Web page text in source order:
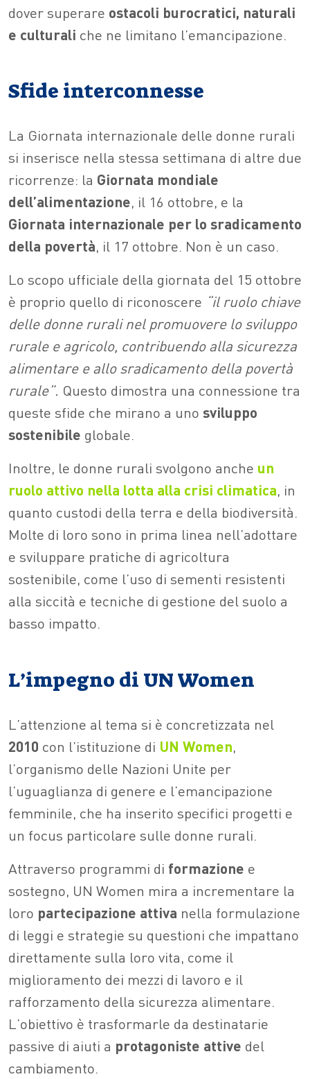
dover superare ostacoli burocratici, naturali
e culturali che ne limitano l’emancipazione.
Sfide interconnesse
La Giornata internazionale delle donne rurali
si inserisce nella stessa settimana di altre due
ricorrenze: la Giornata mondiale
dell’alimentazione, il 16 ottobre, e la
Giornata internazionale per lo sradicamento
della povertà, il 17 ottobre. Non è un caso.
Lo scopo ufficiale della giornata del 15 ottobre
è proprio quello di riconoscere “il ruolo chiave
delle donne rurali nel promuovere lo sviluppo
rurale e agricolo, contribuendo alla sicurezza
alimentare e allo sradicamento della povertà
rurale”. Questo dimostra una connessione tra
queste sfide che mirano a uno sviluppo
sostenibile globale.
Inoltre, le donne rurali svolgono anche un
ruolo attivo nella lotta alla crisi climatica, in
quanto custodi della terra e della biodiversità.
Molte di loro sono in prima linea nell’adottare
e sviluppare pratiche di agricoltura
sostenibile, come l’uso di sementi resistenti
alla siccità e tecniche di gestione del suolo a
basso impatto.
L’impegno di UN Women
L’attenzione al tema si è concretizzata nel
2010 con l’istituzione di UN Women,
l’organismo delle Nazioni Unite per
l’uguaglianza di genere e l’emancipazione
femminile, che ha inserito specifici progetti e
un focus particolare sulle donne rurali.
Attraverso programmi di formazione e
sostegno, UN Women mira a incrementare la
loro partecipazione attiva nella formulazione
di leggi e strategie su questioni che impattano
direttamente sulla loro vita, come il
miglioramento dei mezzi di lavoro e il
rafforzamento della sicurezza alimentare.
L’obiettivo è trasformarle da destinatarie
passive di aiuti a protagoniste attive del
cambiamento.